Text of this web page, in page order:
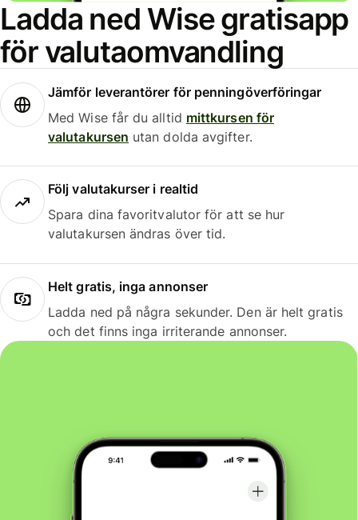
Ladda ned Wise gratisapp
för valutaomvandling
Jämför leverantörer för penningöverföringar
Med Wise får du alltid mittkursen för
valutakursen utan dolda avgifter.
Följ valutakurser i realtid
Spara dina favoritvalutor för att se hur
valutakursen ändras över tid.
Helt gratis, inga annonser
Ladda ned på några sekunder. Den är helt gratis
och det finns inga irriterande annonser.